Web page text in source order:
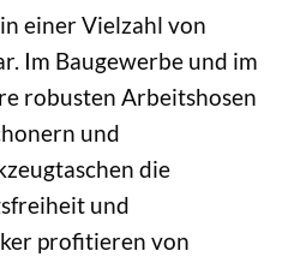
einer Vielzahl von
Im Baugewerbe und im
robusten Arbeitshosen
und
die
und
profitieren von